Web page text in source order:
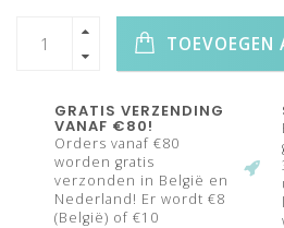
TOEVOEGEN
GRATIS VERZENDING
VANAF €80!
Orders vanaf €80
worden gratis
verzonden in België en
Nederland! Er wordt €8
(België) of €10